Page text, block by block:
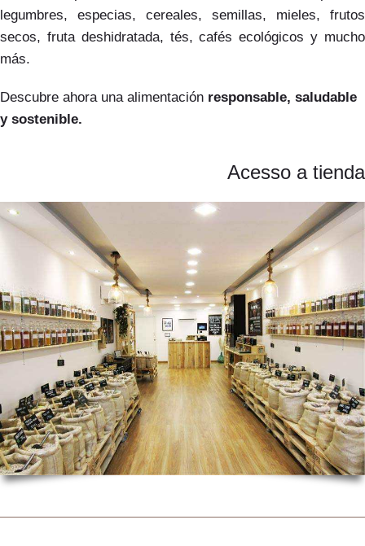
legumbres, especias, cereales, semillas, mieles, frutos
secos, fruta deshidratada, tés, cafés ecológicos y mucho
más.
Descubre ahora una alimentación responsable, saludable
y sostenible.
Acesso a tienda